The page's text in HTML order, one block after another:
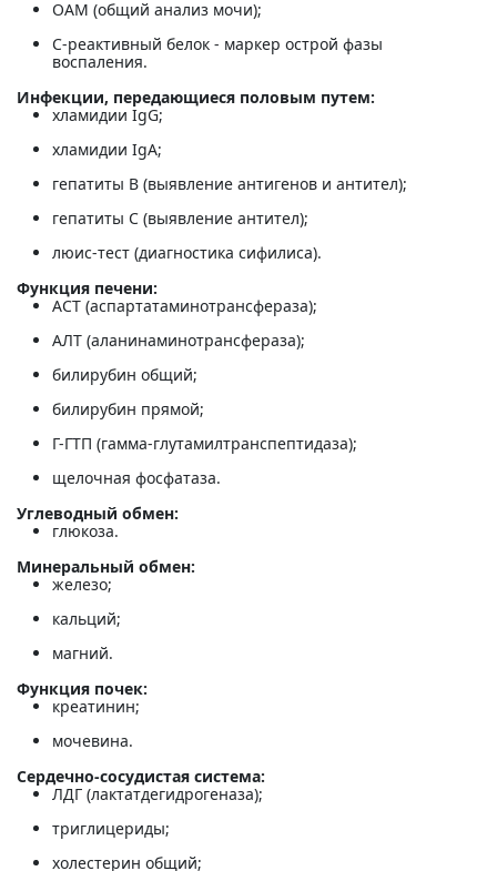
ОАМ (общий анализ мочи);
С-реактивный белок - маркер острой фазы
воспаления.
Инфекции, передающиеся половым путем:
хламидии IgG;
хламидии IgA;
гепатиты В (выявление антигенов и антител);
гепатиты С (выявление антител);
люис-тест (диагностика сифилиса).
Функция печени:
АСТ (аспартатаминотрансфераза);
АЛТ (аланинаминотрансфераза);
билирубин общий;
билирубин прямой;
Г-ГТП (гамма-глутамилтранспептидаза);
щелочная фосфатаза.
Углеводный обмен:
глюкоза.
Минеральный обмен:
железо;
кальций;
магний.
Функция почек:
креатинин;
мочевина.
Сердечно-сосудистая система:
ЛДГ (лактатдегидрогеназа);
триглицериды;
холестерин общий;